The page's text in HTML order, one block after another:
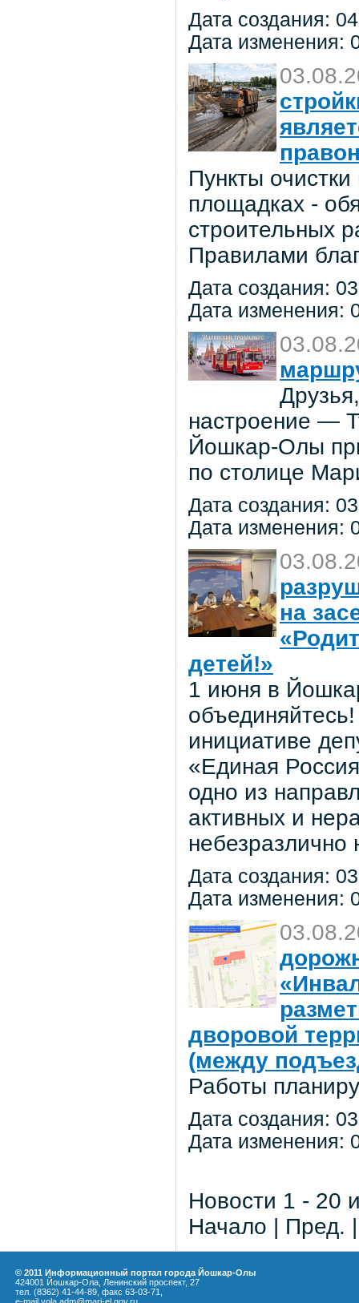
Дата создания:
Дата изменения:
Пункты
площадках -
строительных
Правилами
Дата создания:
Дата изменения:
настроение —
Йошкар-Олы
по столице
Дата создания:
Дата изменения:
на
детей!»
1 июня в
инициативе
«Единая
одно из
активных и
Дата создания:
Дата изменения:
дворовой
(между
Работы
Дата создания:
Дата изменения:
Новости 1 - 20
Начало | Пред.
© 2011 Информационный портал города Йошкар-Олы
424001 Йошкар-Ола, Ленинский проспект, 27
тел. (8362) 41-44-89, факс 63-03-71,